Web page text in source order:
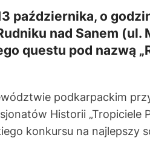
października, o
nad Sanem (ul.
questu pod nazwą
podkarpackim
Historii „Tropiciele
konkursu na najlepszy